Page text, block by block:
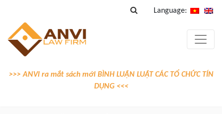
Language:
>>> ANVI ra mắt sách mới BÌNH LUẬN LUẬT CÁC TỔ CHỨC TÍN
DỤNG <<<